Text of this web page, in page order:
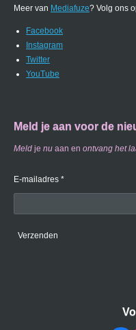
Meer van Mediafuze? Volg ons
Facebook
Instagram
Twitter
YouTube
Meld je aan voor de
Meld je nu aan en ontvang het
E-mailadres *
Verzenden